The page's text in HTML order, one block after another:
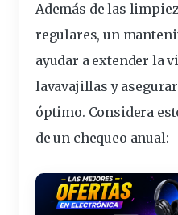
Además de las
regulares, un
ayudar a extender la
lavavajillas y
óptimo. Considera
de un chequeo anual: